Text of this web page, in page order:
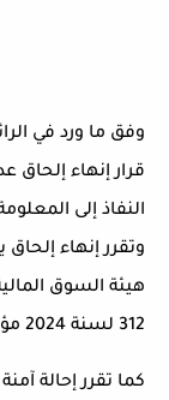
قرار إنهاء إلحاق
النفاذ إلى المعلومة
وتقرر إنهاء
312 لسنة 2024 مؤرخ في 20 ماي.
كما تقرر إحالة